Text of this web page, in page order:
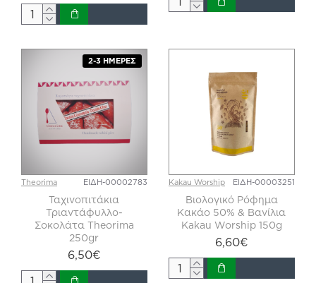
2-3 ΗΜΈΡΕΣ
Theorima ΕΙΔΗ-00002783
Ταχινοπιτάκια
Τριαντάφυλλο-
Σοκολάτα Theorima
250gr
6,50€
Kakau Worship ΕΙΔΗ-00003251
Βιολογικό Ρόφημα
Κακάο 50% & Βανίλια
Kakau Worship 150g
6,60€